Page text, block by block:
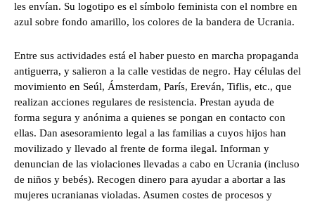
les envían. Su logotipo es el símbolo feminista con el nombre en
azul sobre fondo amarillo, los colores de la bandera de Ucrania.
Entre sus actividades está el haber puesto en marcha propaganda
antiguerra, y salieron a la calle vestidas de negro. Hay células del
movimiento en Seúl, Ámsterdam, París, Ereván, Tiflis, etc., que
realizan acciones regulares de resistencia. Prestan ayuda de
forma segura y anónima a quienes se pongan en contacto con
ellas. Dan asesoramiento legal a las familias a cuyos hijos han
movilizado y llevado al frente de forma ilegal. Informan y
denuncian de las violaciones llevadas a cabo en Ucrania (incluso
de niños y bebés). Recogen dinero para ayudar a abortar a las
mujeres ucranianas violadas. Asumen costes de procesos y